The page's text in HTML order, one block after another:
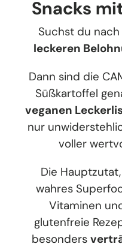
Snacks
Suchst du
leckeren
Dann sind die
Süßkartoffel
veganen Leckerlis
nur
voller
Die Hauptzutat,
wahres
Vitaminen
glutenfreie
besonders